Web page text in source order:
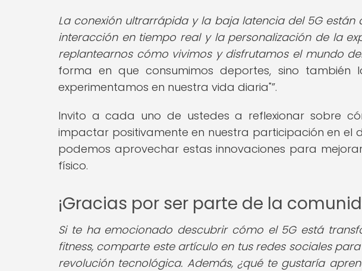
La conexión ultrarrápida y la baja latencia del 5G
interacción en tiempo real y la personalización de la
replantearnos cómo vivimos y disfrutamos el mundo
forma en que consumimos deportes, sino
experimentamos en nuestra vida diaria" .
Invito a cada uno de ustedes a reflexionar sobre
impactar positivamente en nuestra participación en el
podemos aprovechar estas innovaciones para
físico.
¡Gracias por ser parte de la
Si te ha emocionado descubrir cómo el 5G está
fitness, comparte este artículo en tus redes sociales
revolución tecnológica. Además, ¿qué te gustaría